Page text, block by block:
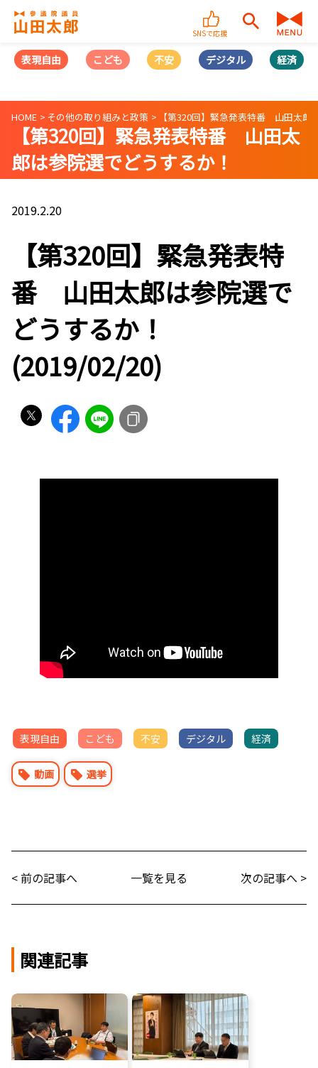
SNSで応援
表現自由 こども 不安 デジタル 経済
HOME その他の取り組みと政策 【第320回】緊急発表特番 山田太郎
【第320回】緊急発表特番 山田太
郎は参院選でどうするか！
(2019/02/20)
2019.2.20
【第320回】緊急発表特
番 山田太郎は参院選で
どうするか！
(2019/02/20)
表現自由 こども 不安 デジタル 経済
動画 選挙
< 前の記事へ 一覧を見る 次の記事へ >
関連記事